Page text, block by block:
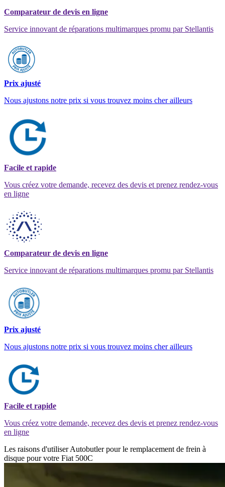
Comparateur de devis en ligne
Service innovant de réparations multimarques promu par Stellantis
Prix ajusté
Nous ajustons notre prix si vous trouvez moins cher ailleurs
Facile et rapide
Vous créez votre demande, recevez des devis et prenez rendez-vous
en ligne
Comparateur de devis en ligne
Service innovant de réparations multimarques promu par Stellantis
Prix ajusté
Nous ajustons notre prix si vous trouvez moins cher ailleurs
Facile et rapide
Vous créez votre demande, recevez des devis et prenez rendez-vous
en ligne
Les raisons d'utiliser Autobutler pour le remplacement de frein à
disque pour votre Fiat 500C